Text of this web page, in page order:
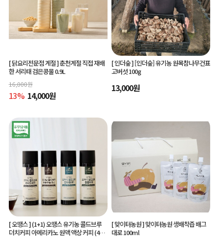
[ 닭요리전문점 계절 ]춘천계절 직접 재배
한 서리태 검은콩물 0.9L
16,000원
13% 14,000원
[ 인더숲 ][인더숲] 유기농 원목참나무건표
고버섯 100g
13,000원
[ 오땡스 ](1+1) 오땡스 유기농 콜드브루
더치커피 아메리카노 원액 액상 커피 (400
[ 맞이터농원 ]맞이터농원 생배착즙 배그
대로 100ml